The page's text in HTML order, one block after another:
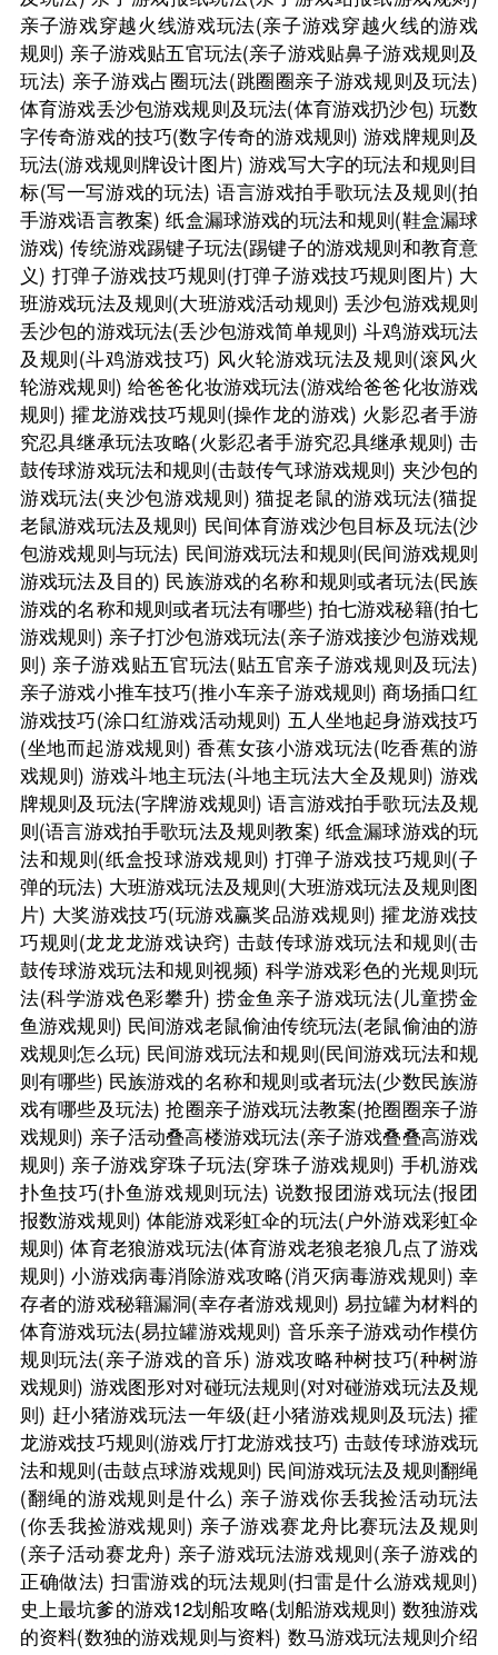
亲子游戏穿越火线游戏玩法(亲子游戏穿越火线的游戏
规则) 亲子游戏贴五官玩法(亲子游戏贴鼻子游戏规则及
玩法) 亲子游戏占圈玩法(跳圈圈亲子游戏规则及玩法)
体育游戏丢沙包游戏规则及玩法(体育游戏扔沙包) 玩数
字传奇游戏的技巧(数字传奇的游戏规则) 游戏牌规则及
玩法(游戏规则牌设计图片) 游戏写大字的玩法和规则目
标(写一写游戏的玩法) 语言游戏拍手歌玩法及规则(拍
手游戏语言教案) 纸盒漏球游戏的玩法和规则(鞋盒漏球
游戏) 传统游戏踢键子玩法(踢键子的游戏规则和教育意
义) 打弹子游戏技巧规则(打弹子游戏技巧规则图片) 大
班游戏玩法及规则(大班游戏活动规则) 丢沙包游戏规则
丢沙包的游戏玩法(丢沙包游戏简单规则) 斗鸡游戏玩法
及规则(斗鸡游戏技巧) 风火轮游戏玩法及规则(滚风火
轮游戏规则) 给爸爸化妆游戏玩法(游戏给爸爸化妆游戏
规则) 攉龙游戏技巧规则(操作龙的游戏) 火影忍者手游
究忍具继承玩法攻略(火影忍者手游究忍具继承规则) 击
鼓传球游戏玩法和规则(击鼓传气球游戏规则) 夹沙包的
游戏玩法(夹沙包游戏规则) 猫捉老鼠的游戏玩法(猫捉
老鼠游戏玩法及规则) 民间体育游戏沙包目标及玩法(沙
包游戏规则与玩法) 民间游戏玩法和规则(民间游戏规则
游戏玩法及目的) 民族游戏的名称和规则或者玩法(民族
游戏的名称和规则或者玩法有哪些) 拍七游戏秘籍(拍七
游戏规则) 亲子打沙包游戏玩法(亲子游戏接沙包游戏规
则) 亲子游戏贴五官玩法(贴五官亲子游戏规则及玩法)
亲子游戏小推车技巧(推小车亲子游戏规则) 商场插口红
游戏技巧(涂口红游戏活动规则) 五人坐地起身游戏技巧
(坐地而起游戏规则) 香蕉女孩小游戏玩法(吃香蕉的游
戏规则) 游戏斗地主玩法(斗地主玩法大全及规则) 游戏
牌规则及玩法(字牌游戏规则) 语言游戏拍手歌玩法及规
则(语言游戏拍手歌玩法及规则教案) 纸盒漏球游戏的玩
法和规则(纸盒投球游戏规则) 打弹子游戏技巧规则(子
弹的玩法) 大班游戏玩法及规则(大班游戏玩法及规则图
片) 大奖游戏技巧(玩游戏赢奖品游戏规则) 攉龙游戏技
巧规则(龙龙龙游戏诀窍) 击鼓传球游戏玩法和规则(击
鼓传球游戏玩法和规则视频) 科学游戏彩色的光规则玩
法(科学游戏色彩攀升) 捞金鱼亲子游戏玩法(儿童捞金
鱼游戏规则) 民间游戏老鼠偷油传统玩法(老鼠偷油的游
戏规则怎么玩) 民间游戏玩法和规则(民间游戏玩法和规
则有哪些) 民族游戏的名称和规则或者玩法(少数民族游
戏有哪些及玩法) 抢圈亲子游戏玩法教案(抢圈圈亲子游
戏规则) 亲子活动叠高楼游戏玩法(亲子游戏叠叠高游戏
规则) 亲子游戏穿珠子玩法(穿珠子游戏规则) 手机游戏
扑鱼技巧(扑鱼游戏规则玩法) 说数报团游戏玩法(报团
报数游戏规则) 体能游戏彩虹伞的玩法(户外游戏彩虹伞
规则) 体育老狼游戏玩法(体育游戏老狼老狼几点了游戏
规则) 小游戏病毒消除游戏攻略(消灭病毒游戏规则) 幸
存者的游戏秘籍漏洞(幸存者游戏规则) 易拉罐为材料的
体育游戏玩法(易拉罐游戏规则) 音乐亲子游戏动作模仿
规则玩法(亲子游戏的音乐) 游戏攻略种树技巧(种树游
戏规则) 游戏图形对对碰玩法规则(对对碰游戏玩法及规
则) 赶小猪游戏玩法一年级(赶小猪游戏规则及玩法) 攉
龙游戏技巧规则(游戏厅打龙游戏技巧) 击鼓传球游戏玩
法和规则(击鼓点球游戏规则) 民间游戏玩法及规则翻绳
(翻绳的游戏规则是什么) 亲子游戏你丢我捡活动玩法
(你丢我捡游戏规则) 亲子游戏赛龙舟比赛玩法及规则
(亲子活动赛龙舟) 亲子游戏玩法游戏规则(亲子游戏的
正确做法) 扫雷游戏的玩法规则(扫雷是什么游戏规则)
史上最坑爹的游戏12划船攻略(划船游戏规则) 数独游戏
的资料(数独的游戏规则与资料) 数马游戏玩法规则介绍